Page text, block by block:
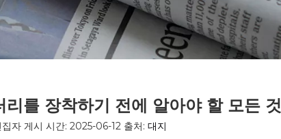
를 장착하기 전에 알아야 할 모든 것
자 게시 시간: 2025-06-12 출처: 대지